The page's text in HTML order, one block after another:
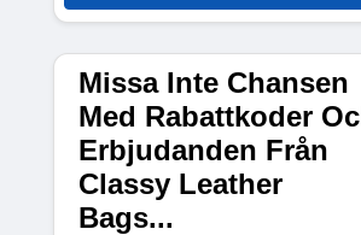
Missa Inte Chansen
Med Rabattkoder
Erbjudanden Från
Classy Leather
Bags...